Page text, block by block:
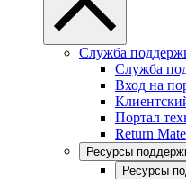
Служба
Служба
Вход на
Портал
Return
Ресурсы
Ресурсы